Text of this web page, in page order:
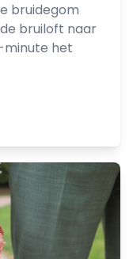
bruidegom
bruiloft naar
minute het